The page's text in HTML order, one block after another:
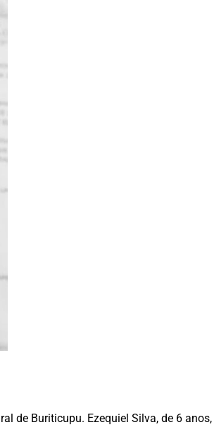
de Buriticupu. Ezequiel Silva, de 6